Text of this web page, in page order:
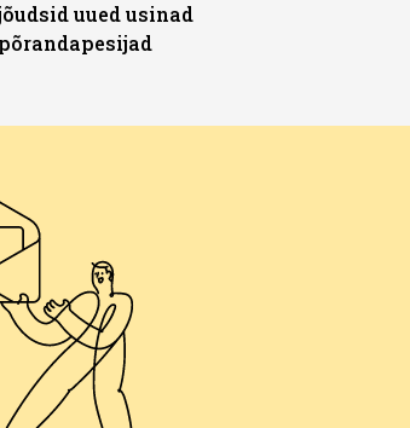
uued usinad
põrandapesijad